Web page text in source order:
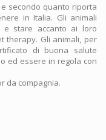
secondo quanto riporta
in Italia. Gli animali
e stare accanto ai loro
therapy. Gli animali, per
di buona salute
ed essere in regola con
da compagnia.